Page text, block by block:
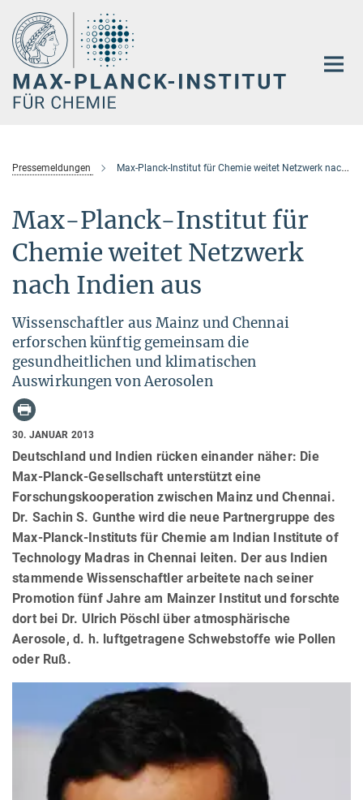
Hauptinhalt
Pressemeldungen Max-Planck-Institut für Chemie weitet Netzwerk nach Indien aus
Max-Planck-Institut für
Chemie weitet Netzwerk
nach Indien aus
Wissenschaftler aus Mainz und Chennai
erforschen künftig gemeinsam die
gesundheitlichen und klimatischen
Auswirkungen von Aerosolen
30. JANUAR 2013
Deutschland und Indien rücken einander näher: Die
Max-Planck-Gesellschaft unterstützt eine
Forschungskooperation zwischen Mainz und Chennai.
Dr. Sachin S. Gunthe wird die neue Partnergruppe des
Max-Planck-Instituts für Chemie am Indian Institute of
Technology Madras in Chennai leiten. Der aus Indien
stammende Wissenschaftler arbeitete nach seiner
Promotion fünf Jahre am Mainzer Institut und forschte
dort bei Dr. Ulrich Pöschl über atmosphärische
Aerosole, d. h. luftgetragene Schwebstoffe wie Pollen
oder Ruß.